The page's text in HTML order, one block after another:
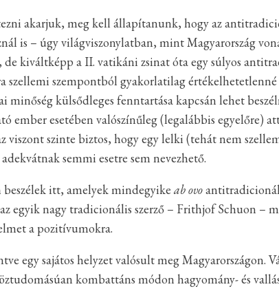
akarjuk, meg kell állapítanunk, hogy az
is – úgy világviszonylatban, mint Magyarország
kiváltképp a II. vatikáni zsinat óta egy súlyos
szempontból gyakorlatilag értékelhetetlenné
külsődleges fenntartása kapcsán lehet
ember esetében valószínűleg (legalábbis egyelőre)
viszont szinte biztos, hogy egy lelki (tehát nem
semmi esetre sem nevezhető.
itt, amelyek mindegyike ab ovo
egyik nagy tradicionális szerző – Frithjof Schuon –
a pozitívumokra.
egy sajátos helyzet valósult meg Magyarországon.
kombattáns módon hagyomány- és